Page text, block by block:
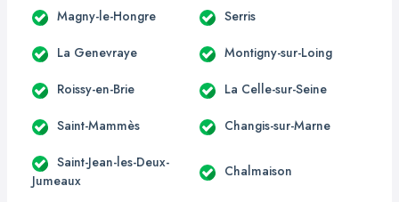
Magny-le-Hongre Serris
La Genevraye Montigny-sur-Loing
Roissy-en-Brie La Celle-sur-Seine
Saint-Mammès Changis-sur-Marne
Saint-Jean-les-Deux-
Jumeaux
Chalmaison